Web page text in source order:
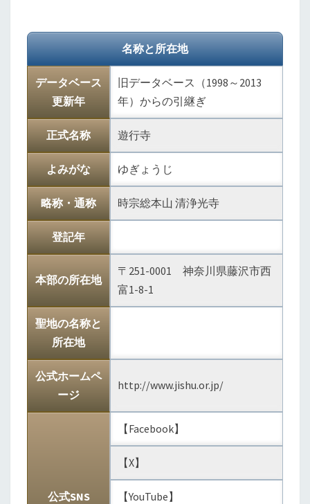
名称と所在地
データベース
更新年
旧データベース（1998～2013
年）からの引継ぎ
正式名称 遊行寺
よみがな ゆぎょうじ
略称・通称 時宗総本山 清浄光寺
登記年
本部の所在地
〒251-0001 神奈川県藤沢市西
富1-8-1
聖地の名称と
所在地
公式ホームペ
ージ
http://www.jishu.or.jp/
公式SNS
【Facebook】
【X】
【YouTube】